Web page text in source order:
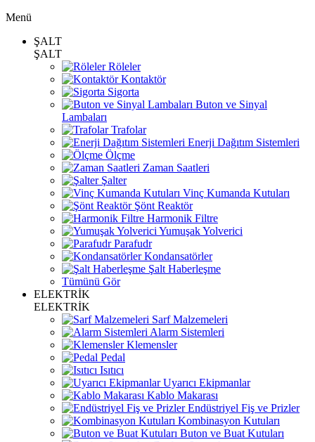
Menü
ŞALT
ŞALT
Röleler
Kontaktör
Sigorta
Buton ve Sinyal
Lambaları
Trafolar
Enerji Dağıtım Sistemleri
Ölçme
Zaman Saatleri
Şalter
Vinç Kumanda Kutuları
Şönt Reaktör
Harmonik Filtre
Yumuşak Yolverici
Parafudr
Kondansatörler
Şalt Haberleşme
Tümünü Gör
ELEKTRİK
ELEKTRİK
Sarf Malzemeleri
Alarm Sistemleri
Klemensler
Pedal
Isıtıcı
Uyarıcı Ekipmanlar
Kablo Makarası
Endüstriyel Fiş ve Prizler
Kombinasyon Kutuları
Buton ve Buat Kutuları